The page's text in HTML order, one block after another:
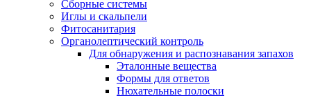
Сборные системы
Иглы и скальпели
Фитосанитария
Органолептический контроль
Для обнаружения и распознавания запахов
Эталонные вещества
Формы для ответов
Нюхательные полоски